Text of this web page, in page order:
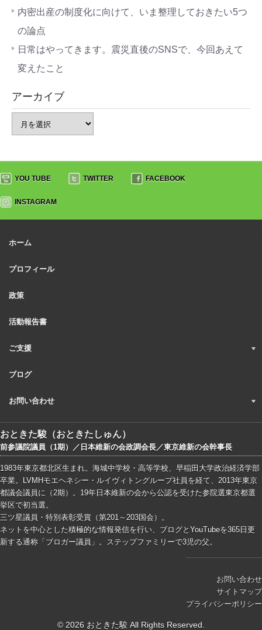
内密出産の制度化に向けて、いま整理しておきたい5つ
の論点
日常はやってきます。震災直後のSNSで、今回あえて
変えたこと
アーカイブ
YOU TUBE TWITTER FACEBOOK
INSTAGRAM
ホーム
プロフィール
政策
活動報告書
ご支援
ブログ
お問い合わせ
おときた駿（おときたしゅん）
前参議院議員（1期）／日本維新の会政調会長／東京維新の会幹事長
1983年東京都北区生まれ。海城中学校・高等学校、早稲田大学政治経済学部
卒業。LVMHモエヘネシー・ルイヴィトングループ社員を経て、2013年東京
都議会議員に（2期）。19年日本維新の会から公認を受けた参院選東京都選
挙区で初当選。
三ツ星議員・特別表彰受賞（第201～203国会）。
ネットを中心とした積極的な情報発信を行い、ブログとYouTubeを365日更
新する通称「ブロガー議員」。ステップファミリーで3児の父。
お問い合わせ
サイトマップ
プライバシーポリシー
© 2026 おときた駿 All Rights Reserved.